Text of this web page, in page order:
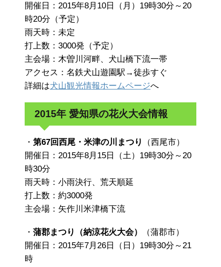
開催日：2015年8月10日（月）19時30分～20
時20分（予定）
雨天時：未定
打上数：3000発（予定）
主会場：木曽川河畔、犬山橋下流一帯
アクセス：名鉄犬山遊園駅→徒歩すぐ
詳細は犬山観光情報ホームページへ
2015年 愛知県の花火大会情報
・ 第67回西尾・米津の川まつり
（西尾市）
開催日：2015年8月15日（土）19時30分～20
時30分
雨天時：小雨決行、荒天順延
打上数：約3000発
主会場：矢作川米津橋下流
・ 蒲郡まつり（納涼花火大会）
（蒲郡市）
開催日：2015年7月26日（日）19時30分～21
時